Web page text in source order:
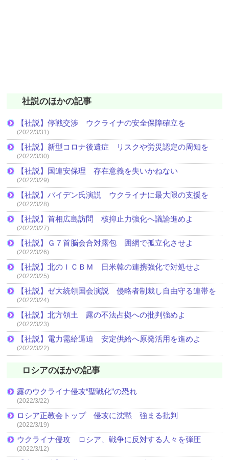
社説のほかの記事
【社説】停戦交渉 ウクライナの安全保障確立を
(2022/3/31)
【社説】新型コロナ後遺症 リスクや労災認定の周知を
(2022/3/30)
【社説】国連安保理 存在意義を失いかねない
(2022/3/29)
【社説】バイデン氏演説 ウクライナに最大限の支援を
(2022/3/28)
【社説】首相広島訪問 核抑止力強化へ議論進めよ
(2022/3/27)
【社説】Ｇ７首脳会合対露包 囲網で孤立化させよ
(2022/3/26)
【社説】北のＩＣＢＭ 日米韓の連携強化で対処せよ
(2022/3/25)
【社説】ゼ大統領国会演説 侵略者制裁し自由守る連帯を
(2022/3/24)
【社説】北方領土 露の不法占拠への批判強めよ
(2022/3/23)
【社説】電力需給逼迫 安定供給へ原発活用を進めよ
(2022/3/22)
ロシアのほかの記事
露のウクライナ侵攻“聖戦化”の恐れ
(2022/3/22)
ロシア正教会トップ 侵攻に沈黙 強まる批判
(2022/3/19)
ウクライナ侵攻 ロシア、戦争に反対する人々を弾圧
(2022/3/12)